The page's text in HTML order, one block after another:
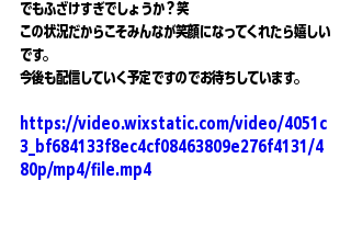
でもふざけすぎでしょうか？笑
この状況だからこそみんなが笑顔になってくれたら嬉しい
です。
今後も配信していく予定ですのでお待ちしています。
https://video.wixstatic.com/video/4051c
3_bf684133f8ec4cf08463809e276f4131/4
80p/mp4/file.mp4